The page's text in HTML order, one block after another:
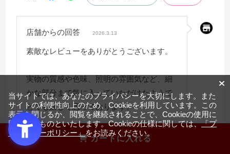
カートに入れる
入ったルーバーがとても上品です。
私が購入したのはオーク色ですが、白に近くなく黄色み
もつよくない明るい色です。
を確かめてみるのをおすすめいたします。
＜使用感について＞
問題なく使用しております。
＜総合＞
とても満足しております。価格と質のバランスが取れて
いると思います。
店舗からの回答 2026.3.13
素敵なレビューをありがとうございます。
実物の質感や色味、照明の雰囲気など、細
かな部分まで気に入っていただけたようで
とても嬉しく思っております。
スタッフ一同、またのご利用をお待ちして
おります。
当サイトでは、あなたのプライバシーを大切にします。また
サイトの利便性向上のため、Cookieを利用しています。この
表示を閉じるか、閲覧を継続されることで、Cookieの使用に
同意するものといたします。Cookieの仕様に関しては、「プ
ライバシーポリシー」をお読みください。